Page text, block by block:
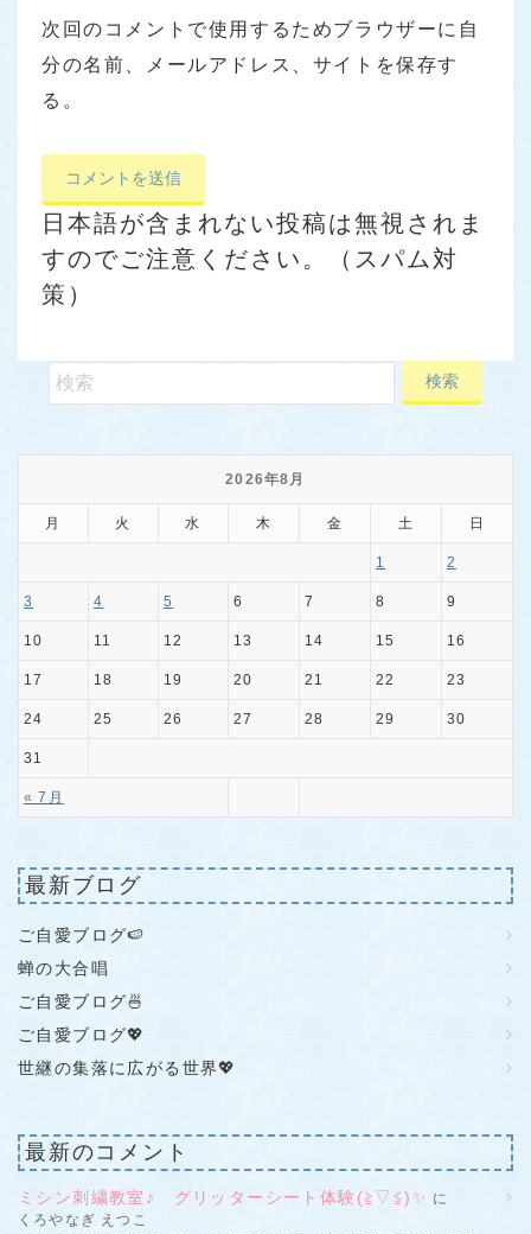
次回のコメントで使用するためブラウザーに自
分の名前、メールアドレス、サイトを保存す
る。
日本語が含まれない投稿は無視されま
すのでご注意ください。（スパム対
策）
2026年8月
月 火 水 木 金 土 日
« 7月
1 2
3 4 5 6 7 8 9
10 11 12 13 14 15 16
17 18 19 20 21 22 23
24 25 26 27 28 29 30
31
最新ブログ
ご自愛ブログ🍉
蝉の大合唱
ご自愛ブログ🍜
ご自愛ブログ💖
世継の集落に広がる世界💖
最新のコメント
ミシン刺繍教室♪ グリッターシート体験(≧▽≦)✨ に
くろやなぎ えつこ